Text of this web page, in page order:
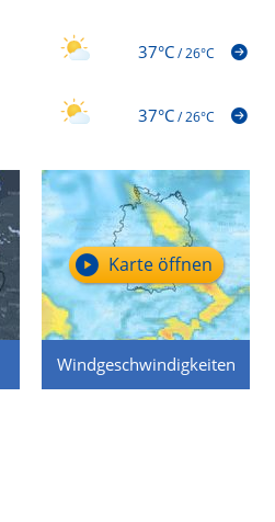
37°C/26°C
37°C/26°C
Windgeschwindigkeiten
Karte öffnen